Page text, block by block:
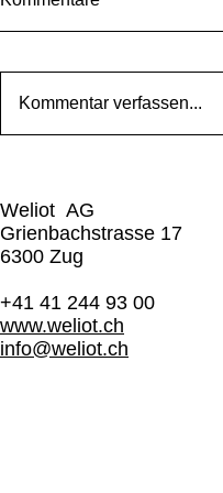
Kommentar verfassen...
Weliot AG
Grienbachstrasse 17
6300 Zug​
+41 41 244 93 00
www.weliot.ch
info@weliot.ch